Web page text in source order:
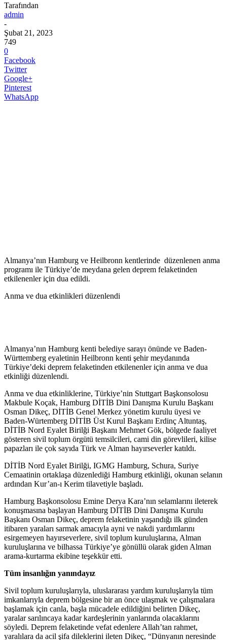
Tarafından
admin
-
Şubat 21, 2023
749
0
Facebook
Twitter
Google+
Pinterest
WhatsApp
Almanya’nın Hamburg ve Heilbronn kentlerinde düzenlenen anma
programı ile Türkiye’de meydana gelen deprem felaketinden
etkilenenler için dua edildi.
Anma ve dua etkinlikleri düzenlendi
Almanya’nın Hamburg kenti belediye sarayı önünde ve Baden-
Württemberg eyaletinin Heilbronn kenti şehir meydanında
Türkiye’deki deprem felaketinden etkilenenler için anma ve dua
etkinliği düzenlendi.
Anma ve dua etkinliklerine, Türkiye’nin Stuttgart Başkonsolosu
Makbule Koçak, Hamburg DİTİB Dini Danışma Kurulu Başkanı
Osman Dikeç, DİTİB Genel Merkez yönetim kurulu üyesi ve
Baden-Würtemberg DİTİB Üst Kurul Başkanı Erdinç Altuntaş,
DİTİB Nord Eyalet Birilği Başkanı Mehmet Gök, bölgede faaliyet
gösteren sivil toplum örgütü temsilcileri, cami din görevlileri, kilise
papazları ile çok sayıda Türk ve Alman hayırseverler katıldı.
DİTİB Nord Eyalet Birilği, IGMG Hamburg, Schura, Suriye
Cemaatinin ortaklaşa düzenlediği Hamburg etkinliği, okunan selanın
ardından Kur’an-ı Kerim tilavetiyle başladı.
Hamburg Başkonsolosu Emine Derya Kara’nın selamlarını ileterek
konuşmasına başlayan Hamburg DİTİB Dini Danışma Kurulu
Başkanı Osman Dikeç, deprem felaketinin yaşandığı ilk günden
itibaren yaraları sarmak amacıyla ayni ve nakdi yardımlarını
esirgemeyen hayırseverlere, sivil toplum kuruluşlarına, Alman
kuruluşlarına ve bilhassa Türkiye’ye gönüllü olarak giden Alman
arama-kurtarma ekibine teşekkür etti.
Tüm insanlığın yanındayız
Sivil toplum kuruluşlarıyla, uluslararası yardım kuruluşlarıyla tüm
imkanlarıyla deprem bölgesine bir an önce ulaşmak ve çalışmalara
başlamak için canla, başla mücadele edildiğini belirten Dikeç,
yaralar sarılıncaya kadar kardeşlerinin yanlarında olacaklarını
söyledi. Deprem felaketinde vefat edenlere Allah’tan rahmet,
yaralılara da acil şifa dileklerini ileten Dikeç, “Dünyanın neresinde